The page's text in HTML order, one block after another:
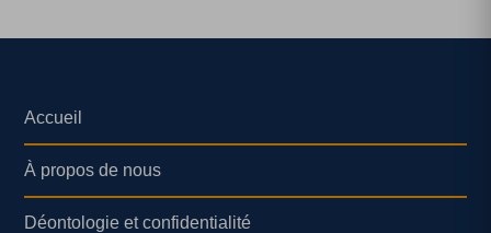
Accueil
À propos de nous
Déontologie et confidentialité